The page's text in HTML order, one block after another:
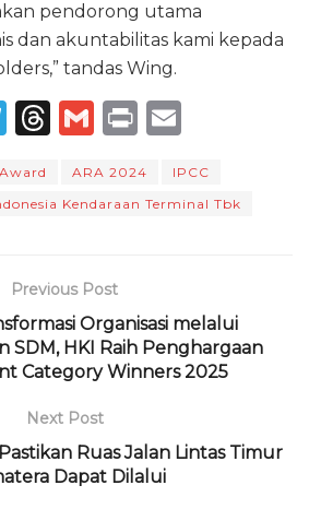
pendorong utama
dan akuntabilitas kami kepada
tandas Wing.
T
e
g
m
T
re
a
s
G
ai
l
P
n
t
ai
l
ARA 2024
IPCC
Kendaraan Terminal Tbk
Previous Post
Organisasi melalui
SDM, HKI Raih Penghargaan
Category Winners 2025
Next Post
Ruas Jalan Lintas Timur
Dapat Dilalui